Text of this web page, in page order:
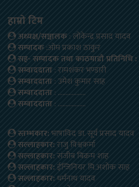
हाम्रो टिम
अध्यक्ष/सञ्चालक: लोकेन्द्र प्रसाद यादव
सम्पादक:ओम प्रकाश ठाकुर
सह- सम्पादक तथा काठमाडौ प्रतिनिधि :
सम्वाददाता: रामशंकर भण्डारी
सम्वाददाता: उमेश कुमार साह
सम्वाददाता: ………………
सम्वाददाता: ………………
स्तम्भकार:भाषाविद डा. सूर्य प्रसाद यादव
सल्लाहकार:राजु विश्वकर्मा
सल्लाहकार:संजीब बिक्रम शाह
सल्लाहकार:ईन्जिनियर मि.अशोक साह
सल्लाहकार: धर्मनाथ यादव